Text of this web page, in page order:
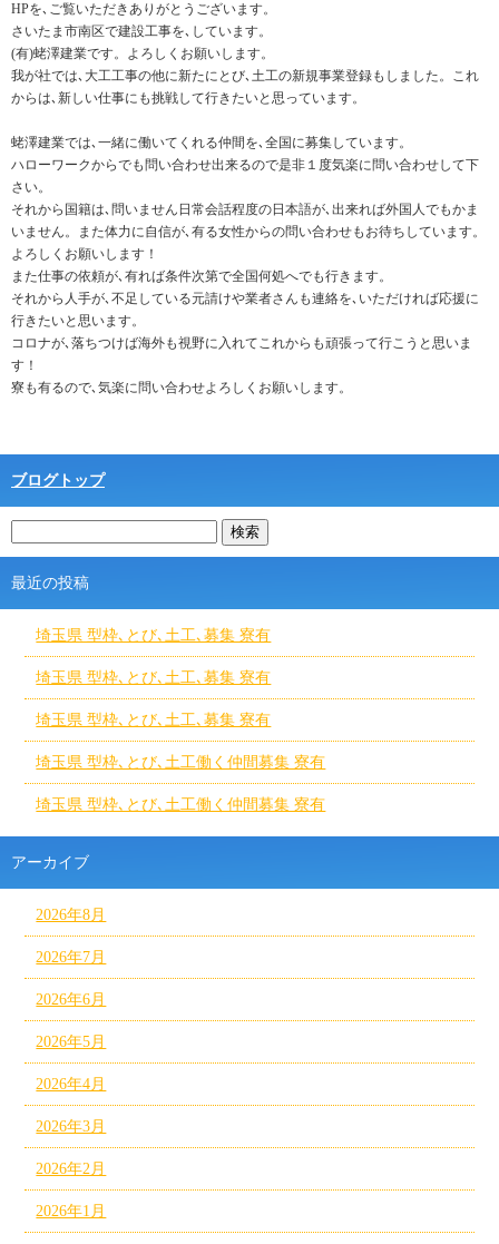
HPを､ご覧いただきありがとうございます。
さいたま市南区で建設工事を､しています。
(有)蛯澤建業です。よろしくお願いします。
我が社では､大工工事の他に新たにとび､土工の新規事業登録もしました。これ
からは､新しい仕事にも挑戦して行きたいと思っています。
蛯澤建業では､一緒に働いてくれる仲間を､全国に募集しています。
ハローワークからでも問い合わせ出来るので是非１度気楽に問い合わせして下
さい。
それから国籍は､問いません日常会話程度の日本語が､出来れば外国人でもかま
いません。また体力に自信が､有る女性からの問い合わせもお待ちしています。
よろしくお願いします！
また仕事の依頼が､有れば条件次第で全国何処へでも行きます。
それから人手が､不足している元請けや業者さんも連絡を､いただければ応援に
行きたいと思います。
コロナが､落ちつけば海外も視野に入れてこれからも頑張って行こうと思いま
す！
寮も有るので､気楽に問い合わせよろしくお願いします。
ブログトップ
最近の投稿
埼玉県 型枠､とび､土工､募集 寮有
埼玉県 型枠､とび､土工､募集 寮有
埼玉県 型枠､とび､土工､募集 寮有
埼玉県 型枠､とび､土工働く仲間募集 寮有
埼玉県 型枠､とび､土工働く仲間募集 寮有
アーカイブ
2026年8月
2026年7月
2026年6月
2026年5月
2026年4月
2026年3月
2026年2月
2026年1月